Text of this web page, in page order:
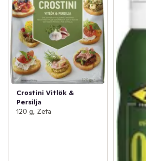
Crostini Vitlök &
Persilja
120 g, Zeta